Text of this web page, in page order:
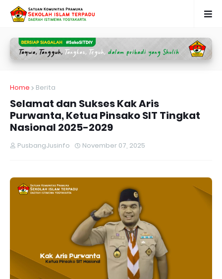
Home Berita
Selamat dan Sukses Kak Aris
Purwanta, Ketua Pinsako SIT Tingkat
Nasional 2025-2029
PusbangJusinfo November 07, 2025